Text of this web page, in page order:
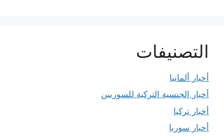
التصنيفات
أخبار ألمانيا
أخبار الجنسية التركية للسوريين
أخبار تركيا
أخبار سوريا